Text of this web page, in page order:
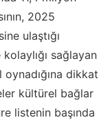
2025
ulaştığı
sağlayan
dikkat
kültürel bağlar
listenin başında